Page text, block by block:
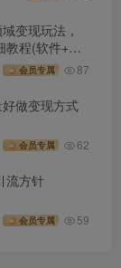
变现玩法，
教程(软件+教
会员专属 87
做变现方式
会员专属 62
流方针
会员专属 59